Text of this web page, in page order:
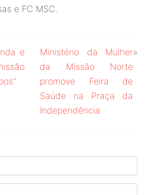
e FC MSC.
e
Ministério da Mulher
da Missão Norte
promove Feira de
Saúde na Praça da
Independência
»